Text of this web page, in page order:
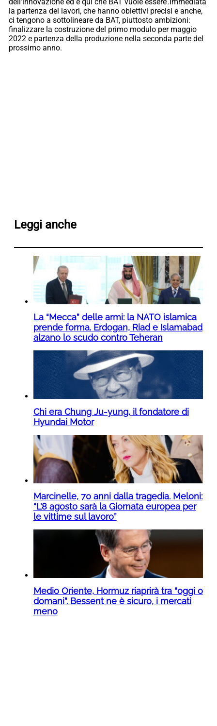
dell’innovazione ed è qui che BAT vuole essere’.Immediata
la partenza dei lavori, che hanno obiettivi precisi e anche,
ci tengono a sottolineare da BAT, piuttosto ambizioni:
finalizzare la costruzione del primo modulo per maggio
2022 e partenza della produzione nella seconda parte del
prossimo anno.
Leggi anche
La “Mecca” delle armi: la NATO islamica
prende forma. Erdogan, Riad e Islamabad
alzano lo scudo contro Teheran
Chi era Chung Ju-yung, il fondatore di
Hyundai Motor
Marcinelle, 70 anni dalla tragedia. Meloni:
“L’8 agosto sarà la Giornata europea per
le vittime sul lavoro”
Medio Oriente, Hormuz riaprirà tra “oggi o
domani”. Bessent ne è sicuro, i mercati
meno